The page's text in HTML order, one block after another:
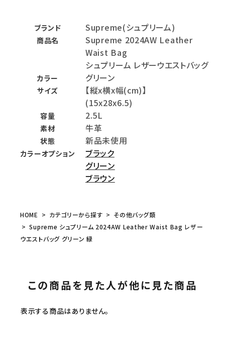
ブランド Supreme(シュプリーム)
商品名
Supreme 2024AW Leather
Waist Bag
シュプリーム レザーウエストバッグ
カラー グリーン
サイズ
【縦x横x幅(cm)】
(15x28x6.5)
容量 2.5L
素材 牛革
状態 新品未使用
カラーオプション
ブラック
グリーン
ブラウン
HOME カテゴリーから探す
その他バッグ類
Supreme シュプリーム 2024AW Leather Waist Bag レザー
ウエストバッグ グリーン 緑
この商品を見た人が他に見た商品
表示する商品はありません。